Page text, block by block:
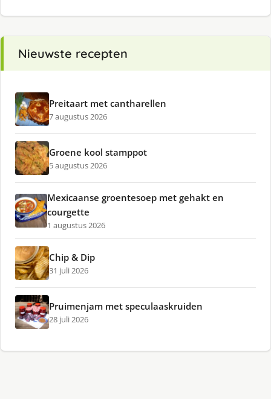
Nieuwste recepten
Preitaart met cantharellen
7 augustus 2026
Groene kool stamppot
5 augustus 2026
Mexicaanse groentesoep met gehakt en
courgette
1 augustus 2026
Chip & Dip
31 juli 2026
Pruimenjam met speculaaskruiden
28 juli 2026